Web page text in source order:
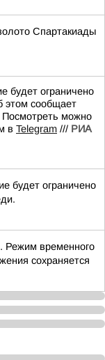
Спартакиады
будет ограничено
этом сообщает
Посмотреть можно
в Telegram /// РИА
будет ограничено
Режим временного
сохраняется